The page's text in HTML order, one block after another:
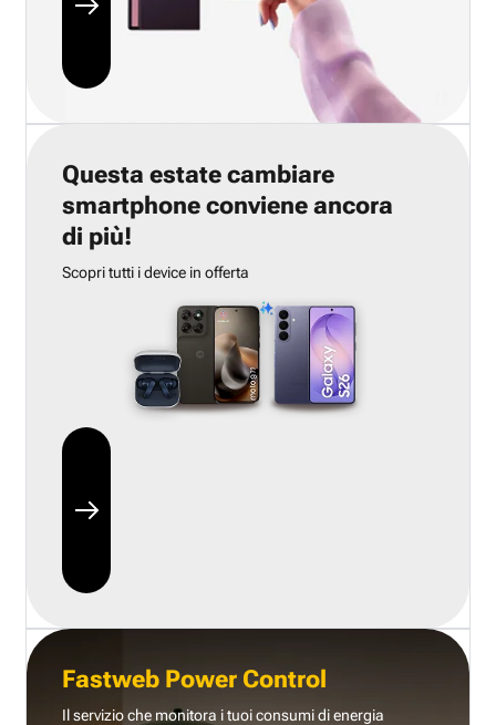
Questa estate cambiare
smartphone conviene ancora
di più!
Scopri tutti i device in offerta
Fastweb Power Control
Il servizio che monitora i tuoi consumi di energia